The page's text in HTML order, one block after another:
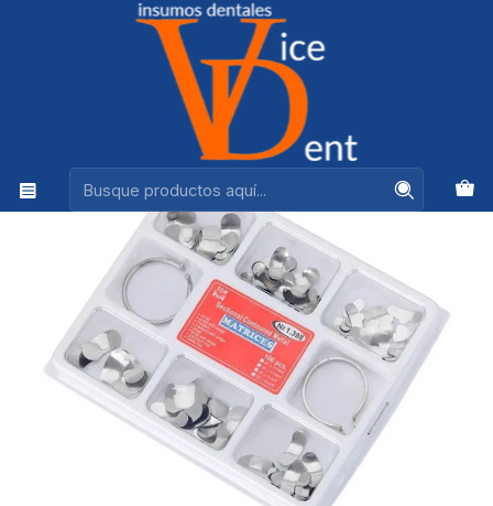
Ventas +56944575313
ADHESION Y RESTAURACION
Set de Matrices Preformadas 6 Tipos 100 unids + 2